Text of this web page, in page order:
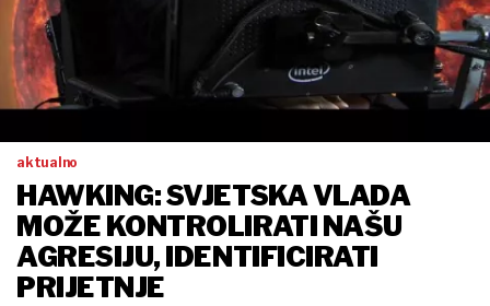
aktualno
HAWKING: SVJETSKA VLADA
MOŽE KONTROLIRATI NAŠU
AGRESIJU, IDENTIFICIRATI
PRIJETNJE